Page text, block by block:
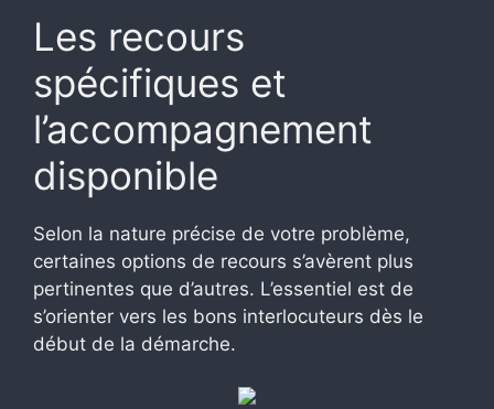
Les recours
spécifiques et
l’accompagnement
disponible
Selon la nature précise de votre problème,
certaines options de recours s’avèrent plus
pertinentes que d’autres. L’essentiel est de
s’orienter vers les bons interlocuteurs dès le
début de la démarche.